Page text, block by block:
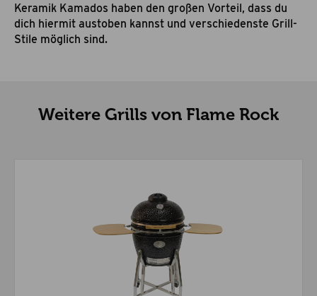
Keramik Kamados haben den großen Vorteil, dass du
dich hiermit austoben kannst und verschiedenste Grill-
Stile möglich sind.
Weitere Grills von Flame Rock